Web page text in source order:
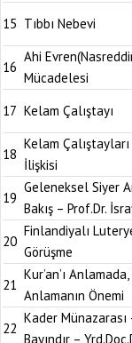
15 Tıbbı Nebevi
16
Ahi
Mücadelesi
17 Kelam Çalıştayı
18
Kelam
İlişkisi
19
Geleneksel Siyer
Bakış – Prof.Dr.
20
Finlandiyalı
Görüşme
21
Kur’an’ı
Anlamanın Önemi
22
Kader Münazarası
Bayındır –